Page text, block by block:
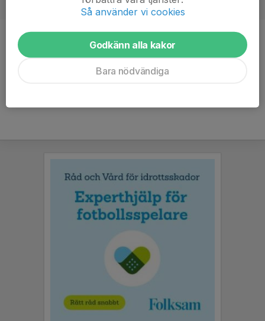
Position
-
Ålder
9 år
Så använder vi cookies
Godkänn alla kakor
Bara nödvändiga